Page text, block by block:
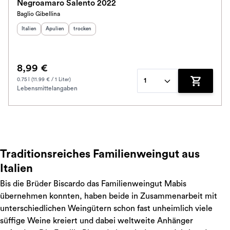
Negroamaro Salento 2022
Baglio Gibellina
Herkunftsland:
Italien Herkunftsregion:
Apulien Geschmack
trocken
8,99 €
0.75 l (11.99 € / 1 Liter)
Lebensmittelangaben
1
Zum
Traditionsreiches Familienweingut aus
Italien
Bis die Brüder Biscardo das Familienweingut Mabis
übernehmen konnten, haben beide in Zusammenarbeit mit
unterschiedlichen Weingütern schon fast unheimlich viele
süffige Weine kreiert und dabei weltweite Anhänger